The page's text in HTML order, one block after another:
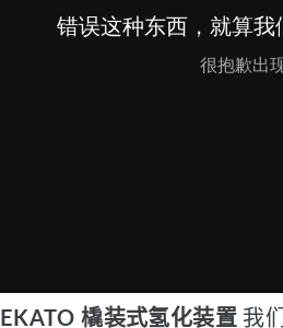
EKATO 橇装式氢化装置 我